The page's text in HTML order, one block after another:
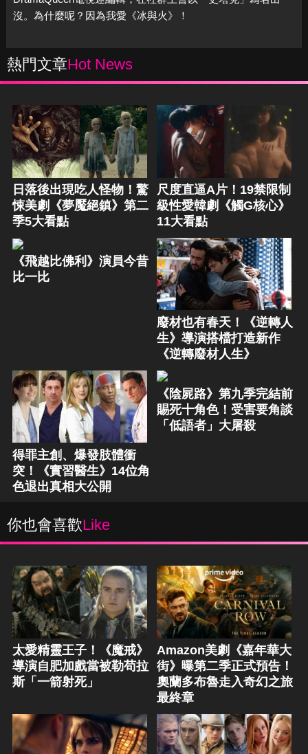
沒。為什麼呢？因為我愛《冰與火》！
熱門文章Hot News
日落後出現吃人怪物！驚
悚美劇《夢魘絕鎮》第二
季5大看點
尺度直逼A片！19禁限制
級性愛韓劇《觸G核心》
11大看點
《飛越比佛利》演員今昔
比一比
廢材也有春天！《逆轉人
生》導演搭檔打造新作
《逆轉廢材人生》
得罪主創、爆發肢體衝
突！《實習醫生》14位角
色退出真相大公開
《陰屍路》第九季完結前
賜死十角色！受害要角談
「低語者」大屠殺
你也會喜歡Like
太愛精靈王子！《魔戒》
導演自肥加戲當被勒苟拉
斯「一箭射死」
Amazon美劇《嘉年華大
街》曝第二季正式預告！
奧蘭多布魯走入奇幻之旅
最終章